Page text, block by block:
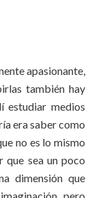
apasionante,
también hay
estudiar medios
era saber como
no es lo mismo
que sea un poco
dimensión que